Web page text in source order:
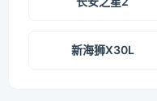
新海狮X30L